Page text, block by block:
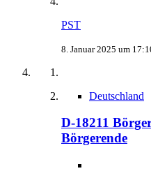
PST
8. Januar 2025 um
Deutschland
D-18211
Börgerende